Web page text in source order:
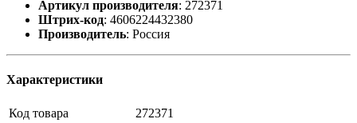
Артикул производителя: 272371
Штрих-код: 4606224432380
Производитель: Россия
Характеристики
Код товара
272371